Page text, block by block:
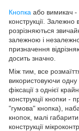
Кнопка або вимикач -
конструкції. Залежно
розрізняються
залежною і
призначення
досить значно.
Між тим, все
використовуючи одну
фіксації з однієї
конструкції кнопки
"гумова" кнопка),
кнопок, малі
конструкції